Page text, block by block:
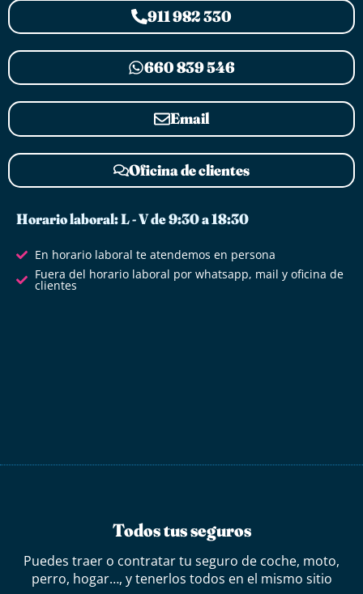
911 982 330
660 839 546
Email
Oficina de clientes
Horario laboral: L - V de 9:30 a 18:30
En horario laboral te atendemos en persona
Fuera del horario laboral por whatsapp, mail y oficina de
clientes
Todos tus seguros
Puedes traer o contratar tu seguro de coche, moto,
perro, hogar…, y tenerlos todos en el mismo sitio